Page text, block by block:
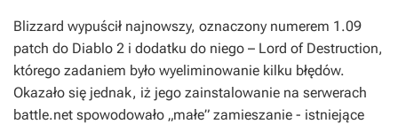
Blizzard wypuścił najnowszy, oznaczony numerem 1.09
patch do Diablo 2 i dodatku do niego – Lord of Destruction,
którego zadaniem było wyeliminowanie kilku błędów.
Okazało się jednak, iż jego zainstalowanie na serwerach
battle.net spowodowało „małe” zamieszanie - istniejące